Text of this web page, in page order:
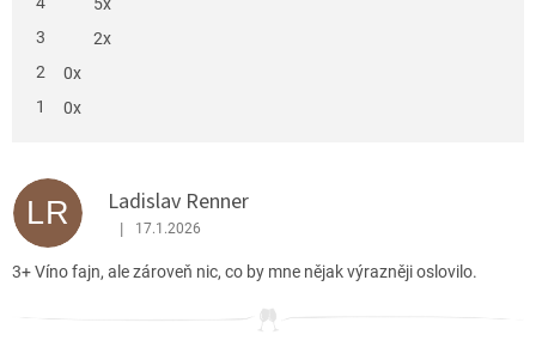
3
2x
2
0x
1
0x
ý
p
i
h
LR Ladislav Renner
Hodnocení produktu je 3 z 5 hvězdiček.
| 17.1.2026
3+ Víno fajn, ale zároveň nic, co by mne nějak výrazněji oslovilo.